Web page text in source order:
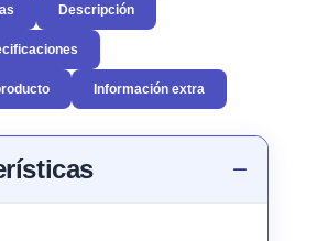
Descripción
Información extra